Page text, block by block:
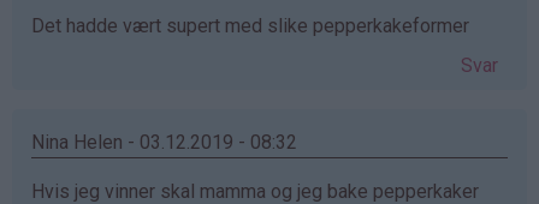
Det hadde vært supert med slike pepperkakeformer
Svar
Nina Helen - 03.12.2019 - 08:32
Hvis jeg vinner skal mamma og jeg bake pepperkaker